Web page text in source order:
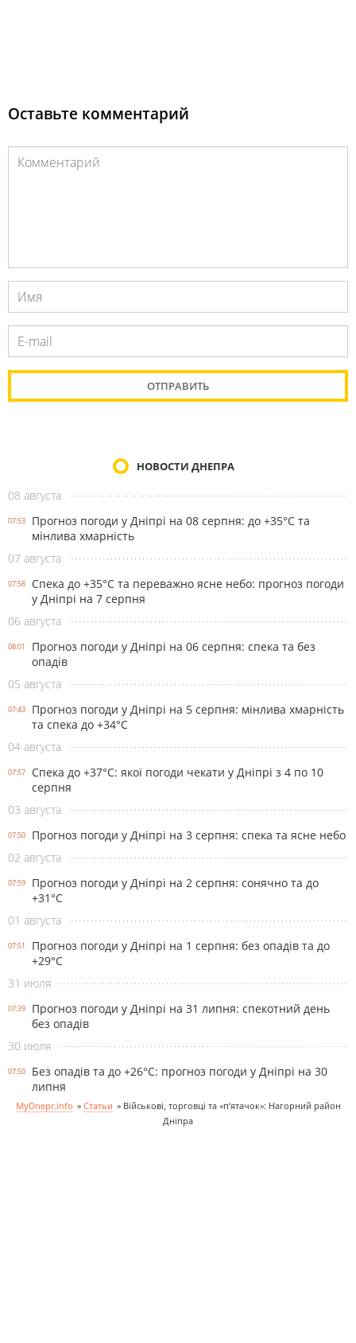
Оставьте комментарий
НОВОСТИ ДНЕПРА
08 августа
07:53
Прогноз погоди у Дніпрі на 08 серпня: до +35°C та
мінлива хмарність
07 августа
07:58
Спека до +35°С та переважно ясне небо: прогноз погоди
у Дніпрі на 7 серпня
06 августа
08:01
Прогноз погоди у Дніпрі на 06 серпня: спека та без
опадів
05 августа
07:43
Прогноз погоди у Дніпрі на 5 серпня: мінлива хмарність
та спека до +34°С
04 августа
07:57
Спека до +37°С: якої погоди чекати у Дніпрі з 4 по 10
серпня
03 августа
07:50
Прогноз погоди у Дніпрі на 3 серпня: спека та ясне небо
02 августа
07:59
Прогноз погоди у Дніпрі на 2 серпня: сонячно та до
+31°С
01 августа
07:51
Прогноз погоди у Дніпрі на 1 серпня: без опадів та до
+29°С
31 июля
07:39
Прогноз погоди у Дніпрі на 31 липня: спекотний день
без опадів
30 июля
07:50
Без опадів та до +26°С: прогноз погоди у Дніпрі на 30
липня
MyDnepr.info » Статьи » Військові, торговці та «п’ятачок»: Нагорний район
Дніпра